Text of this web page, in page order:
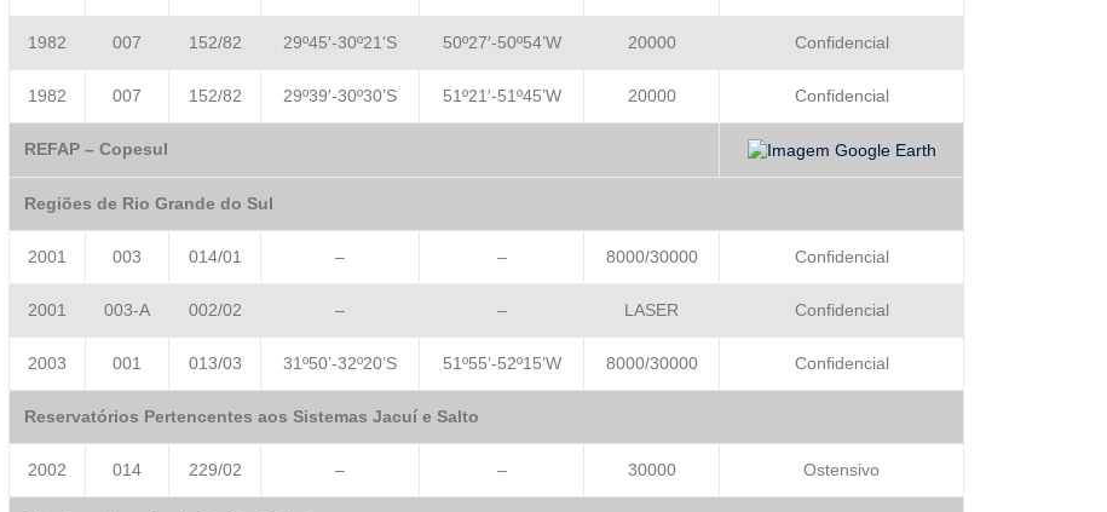
1982 007 152/82 29º45′-30º21’S 50º27′-50º54’W 20000 Confidencial
1982 007 152/82 29º39′-30º30’S 51º21′-51º45’W 20000 Confidencial
REFAP – Copesul
Regiões de Rio Grande do Sul
2001 003 014/01 – – 8000/30000 Confidencial
2001 003-A 002/02 – – LASER Confidencial
2003 001 013/03 31º50’-32º20’S 51º55’-52º15’W 8000/30000 Confidencial
Reservatórios Pertencentes aos Sistemas Jacuí e Salto
2002 014 229/02 – – 30000 Ostensivo